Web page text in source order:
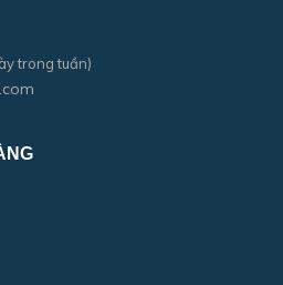
trong tuần)